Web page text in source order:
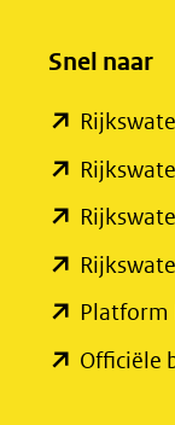
Snel naar
Platform
Officiële